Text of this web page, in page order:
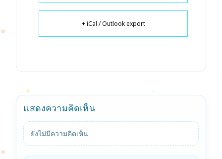
+ iCal / Outlook export
แสดงความคิดเห็น
ยังไม่มีความคิดเห็น